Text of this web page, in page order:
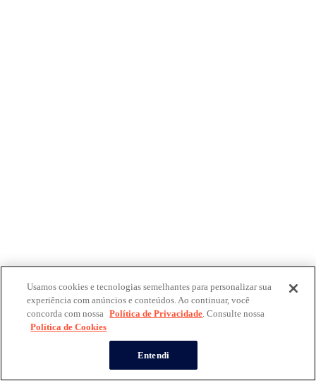
Usamos cookies e tecnologias semelhantes para personalizar sua
experiência com anúncios e conteúdos. Ao continuar, você
concorda com nossa Política de Privacidade. Consulte nossa
Política de Cookies
Entendi